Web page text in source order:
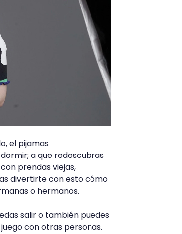
el pijamas
a que redescubras
prendas viejas,
divertirte con esto cómo
o hermanos.
salir o también puedes
con otras personas.